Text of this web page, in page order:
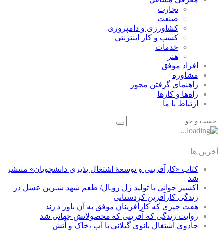
تجارت
صنعت
كشاورزی و دامپروری
كسب و كار اينترنتی
خدمات
هنر
افراد موفق
مشاوره
راهنمای گرفتن مجوز
راه‌ها و كارها
ارتباط با ما
آخرین ها
کتاب «کارآفرینی و توسعۀ اشتغال پذیری دانشجویان» منتشر
شد
اکسیر جوانی با تولید ژل رویال/ طعم شهد شیرین عسل‌ در
زندگی کارآفرین کردستانی
هفت چیزی که کارآفرینان موفق به آن باور دارند
روایت زندگی که آفرینی که محصولاتش جهانی شد
جادوی اشتغال بانوی گیلانی با آب ،خاک و آتش